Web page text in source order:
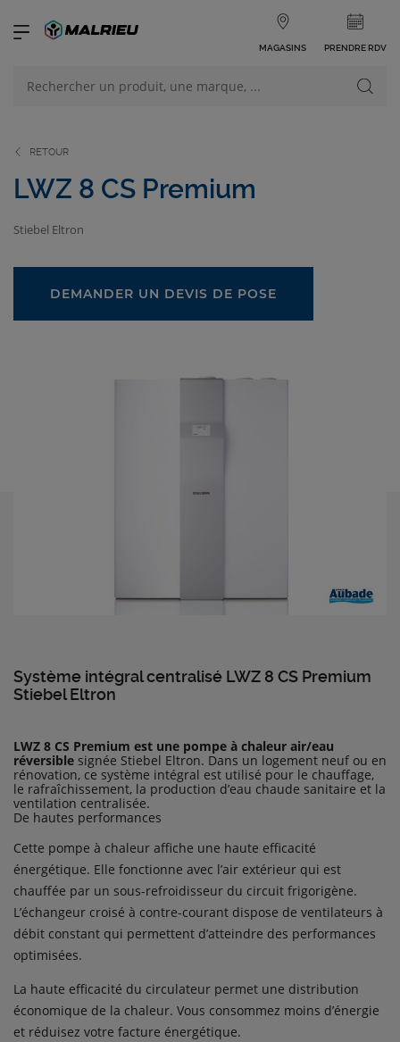
MAGASINS PRENDRE RDV
NOS PRODUITS
RETOUR
LWZ 8 CS Premium
Stiebel Eltron
Système intégral centralisé LWZ 8 CS Premium
Stiebel Eltron
LWZ 8 CS Premium est une pompe à chaleur air/eau
réversible signée Stiebel Eltron. Dans un logement neuf ou en
rénovation, ce système intégral est utilisé pour le chauffage,
le rafraîchissement, la production d’eau chaude sanitaire et la
ventilation centralisée.
De hautes performances
Cette pompe à chaleur affiche une haute efficacité
énergétique. Elle fonctionne avec l’air extérieur qui est
chauffée par un sous-refroidisseur du circuit frigorigène.
L’échangeur croisé à contre-courant dispose de ventilateurs à
débit constant qui permettent d’atteindre des performances
optimisées.
La haute efficacité du circulateur permet une distribution
économique de la chaleur. Vous consommez moins d’énergie
et réduisez votre facture énergétique.